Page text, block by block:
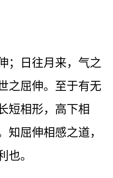
；日往月来，气之
之屈伸。至于有无
短相形，高下相
知屈伸相感之道，
也。